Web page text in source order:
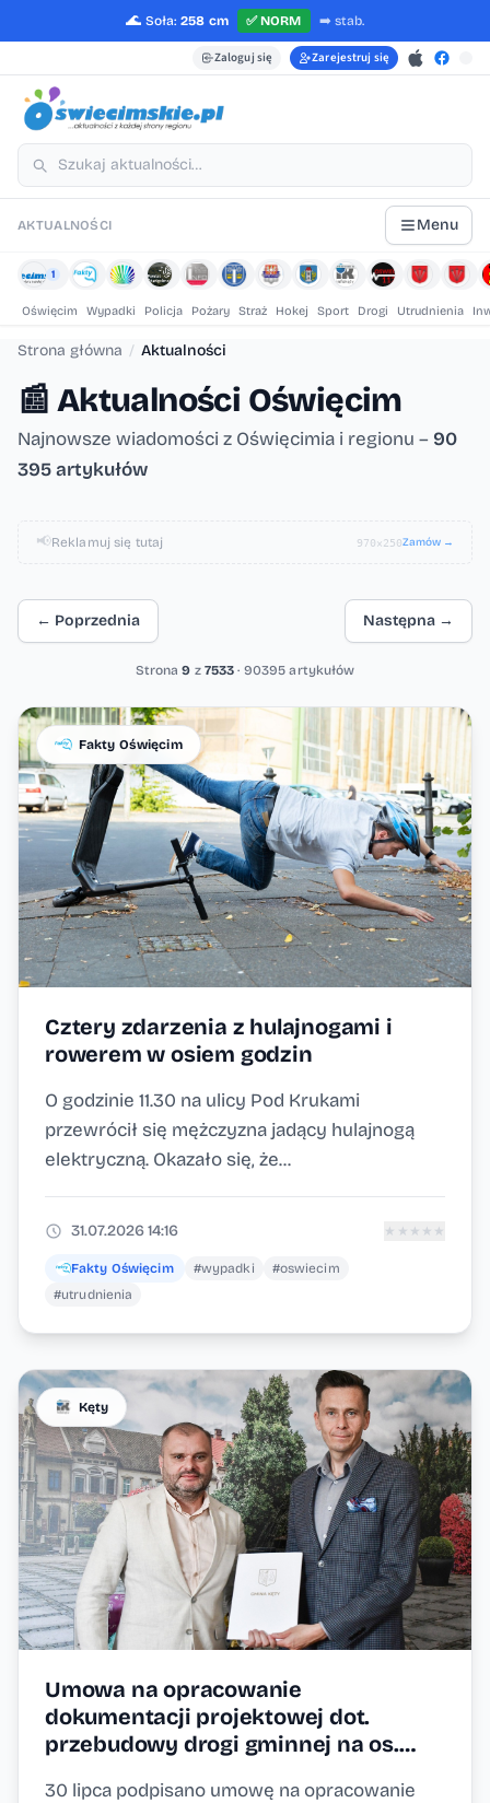
🌊 Soła: 258 cm ✅NORM ➡️ stab.
Zaloguj się Zarejestruj się
AKTUALNOŚCI Menu
1
Oświęcim Wypadki Policja Pożary Straż Hokej Sport Drogi Utrudnienia
Strona główna / Aktualności
📰 Aktualności Oświęcim
Najnowsze wiadomości z Oświęcimia i regionu – 90
395 artykułów
📢Reklamuj się tutaj 970×250Zamów →
← Poprzednia Następna →
Strona9 z 7533 · 90395 artykułów
Lista artykułów
Fakty Oświęcim
Cztery zdarzenia z hulajnogami i
rowerem w osiem godzin
O godzinie 11.30 na ulicy Pod Krukami
przewrócił się mężczyzna jadący hulajnogą
elektryczną. Okazało się, że...
31.07.2026 14:16 ★ ★ ★ ★ ★
Fakty Oświęcim #wypadki
#oswiecim
#utrudnienia
Kęty
Umowa na opracowanie
dokumentacji projektowej dot.
przebudowy drogi gminnej na os.
30 lipca podpisano umowę na opracowanie